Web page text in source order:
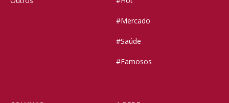
#Mercado
#Saúde
#Famosos